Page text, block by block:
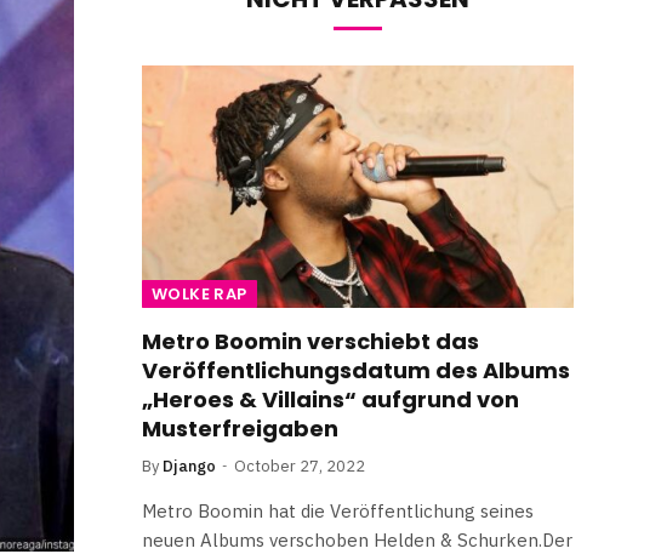
WOLKE RAP
Metro Boomin verschiebt das
Veröffentlichungsdatum des Albums
„Heroes & Villains“ aufgrund von
Musterfreigaben
By Django October 27, 2022
Metro Boomin hat die Veröffentlichung seines
neuen Albums verschoben Helden & Schurken.Der